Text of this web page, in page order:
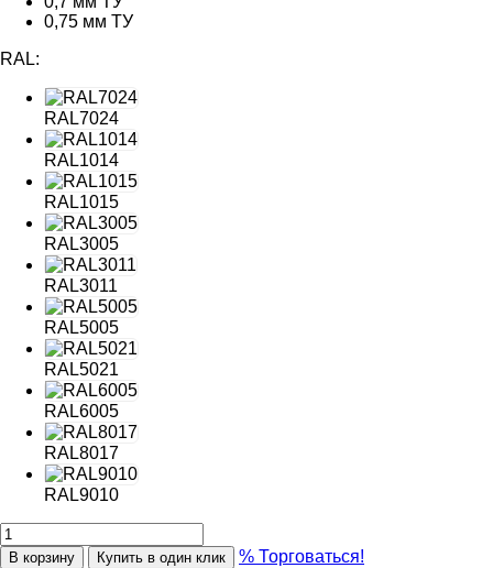
0,75 мм ТУ
RAL:
RAL7024
RAL1014
RAL1015
RAL3005
RAL3011
RAL5005
RAL5021
RAL6005
RAL8017
RAL9010
В корзину Купить в один клик
% Торговаться!